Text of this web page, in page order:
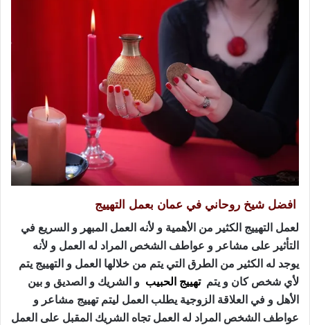
افضل شيخ روحاني في عمان بعمل التهييج
لعمل التهييج الكثير من الأهمية و لأنه العمل المبهر و السريع في
التأثير على مشاعر و عواطف الشخص المراد له العمل و لأنه
يوجد له الكثير من الطرق التي يتم من خلالها العمل و التهييج يتم
لأي شخص كان و يتم تهييج الحبيب و الشريك و الصديق و بين
الأهل و في العلاقة الزوجية يطلب العمل ليتم تهييج مشاعر و
عواطف الشخص المراد له العمل تجاه الشريك المقبل على العمل